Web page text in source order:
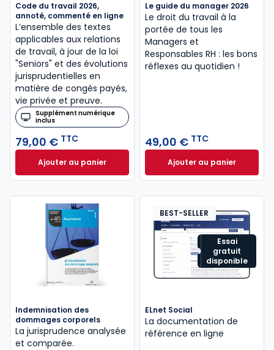
Code du travail 2026,
annoté, commenté en ligne
L’ensemble des textes
applicables aux relations
de travail, à jour de la loi
"Seniors" et des évolutions
jurisprudentielles en
matière de congés payés,
vie privée et preuve.
Supplément numérique
inclus
79,00 € TTC
Ajouter au panierCode du travail 2026, annoté, commenté en ligne à
Le guide du manager 2026
Le droit du travail à la
portée de tous les
Managers et
Responsables RH : les bons
réflexes au quotidien !
49,00 € TTC
Ajouter au panier
Le guide du
Indemnisation des
dommages corporels
La jurisprudence analysée
et comparée.
Essai
gratuit
disponible
BEST-SELLER
ELnet Social
La documentation de
référence en ligne